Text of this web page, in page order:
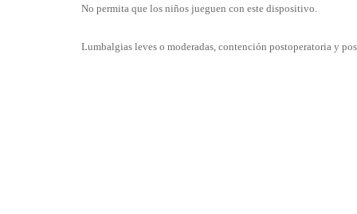
No permita que los niños jueguen con este dispositivo.
Lumbalgias leves o moderadas, contención postoperatoria y